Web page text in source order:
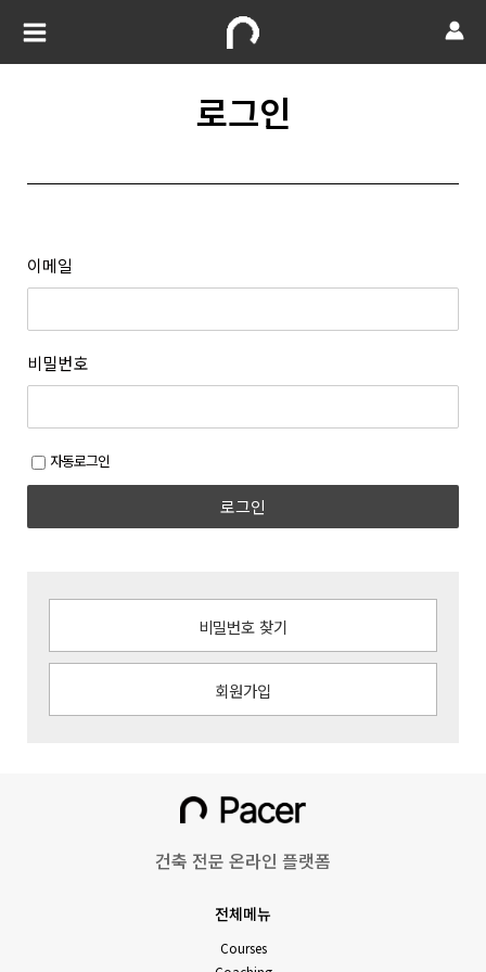
로그인
이메일
비밀번호
자동로그인
로그인
비밀번호 찾기
회원가입
건축 전문 온라인 플랫폼
전체메뉴
Courses